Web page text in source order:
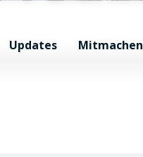
Updates Mitmachen